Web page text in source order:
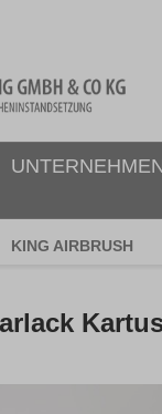
KING AIRBRUSH